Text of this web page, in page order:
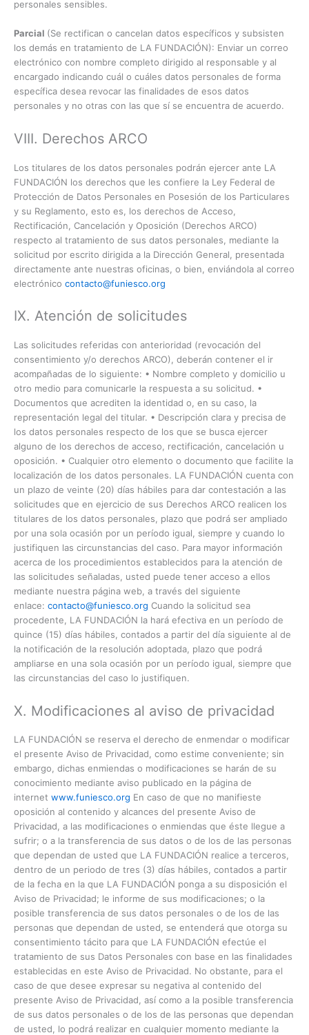
personales sensibles.
Parcial (Se rectifican o cancelan datos específicos y subsisten
los demás en tratamiento de LA FUNDACIÓN): Enviar un correo
electrónico con nombre completo dirigido al responsable y al
encargado indicando cuál o cuáles datos personales de forma
específica desea revocar las finalidades de esos datos
personales y no otras con las que sí se encuentra de acuerdo.
VIII. Derechos ARCO
Los titulares de los datos personales podrán ejercer ante LA
FUNDACIÓN los derechos que les confiere la Ley Federal de
Protección de Datos Personales en Posesión de los Particulares
y su Reglamento, esto es, los derechos de Acceso,
Rectificación, Cancelación y Oposición (Derechos ARCO)
respecto al tratamiento de sus datos personales, mediante la
solicitud por escrito dirigida a la Dirección General, presentada
directamente ante nuestras oficinas, o bien, enviándola al correo
electrónico contacto@funiesco.org
IX. Atención de solicitudes
Las solicitudes referidas con anterioridad (revocación del
consentimiento y/o derechos ARCO), deberán contener el ir
acompañadas de lo siguiente: • Nombre completo y domicilio u
otro medio para comunicarle la respuesta a su solicitud. •
Documentos que acrediten la identidad o, en su caso, la
representación legal del titular. • Descripción clara y precisa de
los datos personales respecto de los que se busca ejercer
alguno de los derechos de acceso, rectificación, cancelación u
oposición. • Cualquier otro elemento o documento que facilite la
localización de los datos personales. LA FUNDACIÓN cuenta con
un plazo de veinte (20) días hábiles para dar contestación a las
solicitudes que en ejercicio de sus Derechos ARCO realicen los
titulares de los datos personales, plazo que podrá ser ampliado
por una sola ocasión por un período igual, siempre y cuando lo
justifiquen las circunstancias del caso. Para mayor información
acerca de los procedimientos establecidos para la atención de
las solicitudes señaladas, usted puede tener acceso a ellos
mediante nuestra página web, a través del siguiente
enlace: contacto@funiesco.org Cuando la solicitud sea
procedente, LA FUNDACIÓN la hará efectiva en un período de
quince (15) días hábiles, contados a partir del día siguiente al de
la notificación de la resolución adoptada, plazo que podrá
ampliarse en una sola ocasión por un período igual, siempre que
las circunstancias del caso lo justifiquen.
X. Modificaciones al aviso de privacidad
LA FUNDACIÓN se reserva el derecho de enmendar o modificar
el presente Aviso de Privacidad, como estime conveniente; sin
embargo, dichas enmiendas o modificaciones se harán de su
conocimiento mediante aviso publicado en la página de
internet www.funiesco.org En caso de que no manifieste
oposición al contenido y alcances del presente Aviso de
Privacidad, a las modificaciones o enmiendas que éste llegue a
sufrir; o a la transferencia de sus datos o de los de las personas
que dependan de usted que LA FUNDACIÓN realice a terceros,
dentro de un periodo de tres (3) días hábiles, contados a partir
de la fecha en la que LA FUNDACIÓN ponga a su disposición el
Aviso de Privacidad; le informe de sus modificaciones; o la
posible transferencia de sus datos personales o de los de las
personas que dependan de usted, se entenderá que otorga su
consentimiento tácito para que LA FUNDACIÓN efectúe el
tratamiento de sus Datos Personales con base en las finalidades
establecidas en este Aviso de Privacidad. No obstante, para el
caso de que desee expresar su negativa al contenido del
presente Aviso de Privacidad, así como a la posible transferencia
de sus datos personales o de los de las personas que dependan
de usted, lo podrá realizar en cualquier momento mediante la